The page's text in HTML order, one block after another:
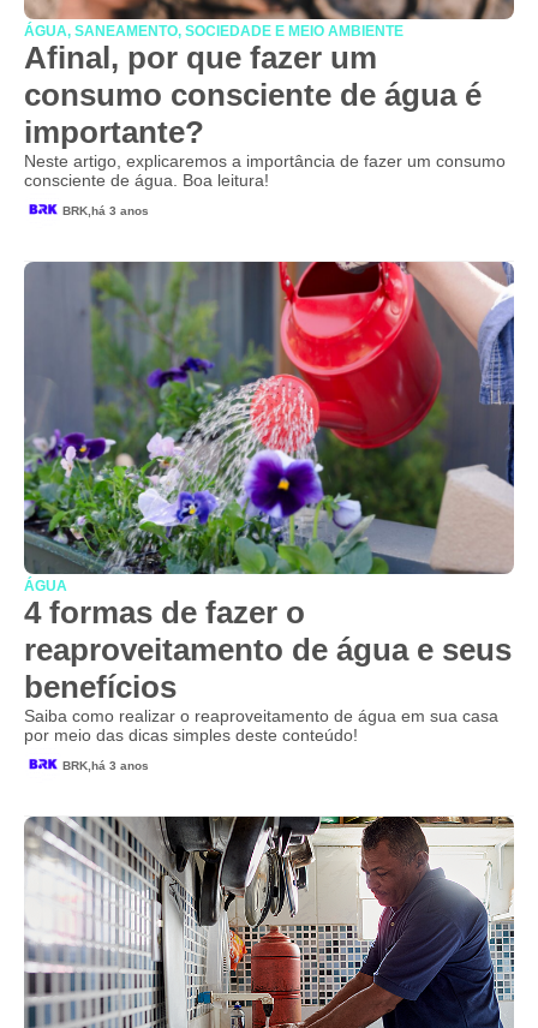
ÁGUA, SANEAMENTO, SOCIEDADE E MEIO AMBIENTE
Afinal, por que fazer um
consumo consciente de água é
importante?
Neste artigo, explicaremos a importância de fazer um consumo
consciente de água. Boa leitura!
BRK, há 3 anos
ÁGUA
4 formas de fazer o
reaproveitamento de água e seus
benefícios
Saiba como realizar o reaproveitamento de água em sua casa
por meio das dicas simples deste conteúdo!
BRK, há 3 anos